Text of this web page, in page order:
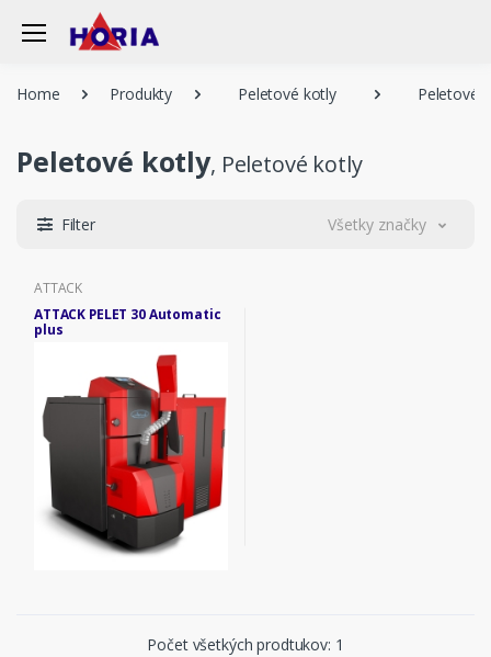
Home Produkty Peletové kotly Peletové
Peletové kotly, Peletové kotly
Filter Všetky značky
ATTACK
ATTACK PELET 30 Automatic
plus
Počet všetkých prodtukov: 1